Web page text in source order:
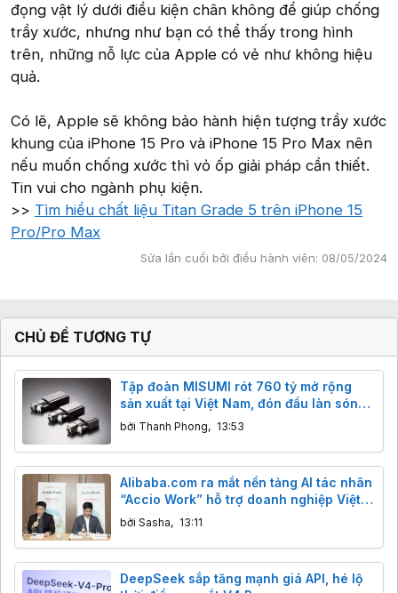
đọng vật lý dưới điều kiện chân không để giúp chống
trầy xước, nhưng như bạn có thể thấy trong hình
trên, những nỗ lực của Apple có vẻ như không hiệu
quả.
Có lẽ, Apple sẽ không bảo hành hiện tượng trầy xước
khung của iPhone 15 Pro và iPhone 15 Pro Max nên
nếu muốn chống xước thì vỏ ốp giải pháp cần thiết.
Tin vui cho ngành phụ kiện.
>> Tìm hiểu chất liệu Titan Grade 5 trên iPhone 15
Pro/Pro Max
Sửa lần cuối bởi điều hành viên: 08/05/2024
CHỦ ĐỀ TƯƠNG TỰ
Tập đoàn MISUMI rót 760 tỷ mở rộng
sản xuất tại Việt Nam, đón đầu làn sóng
AI và robot toàn cầu
bởi Thanh Phong, 13:53
Alibaba.com ra mắt nền tảng AI tác nhân
“Accio Work” hỗ trợ doanh nghiệp Việt
xuất khẩu
bởi Sasha, 13:11
DeepSeek sắp tăng mạnh giá API, hé lộ